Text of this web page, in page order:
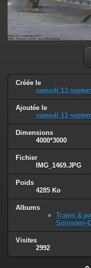
Créée le
samedi 13
Ajoutée le
samedi 13
Dimensions
4000*3000
Fichier
IMG_1469.JPG
Poids
4285 Ko
Albums
Trains &
Soissons-
Visites
2992